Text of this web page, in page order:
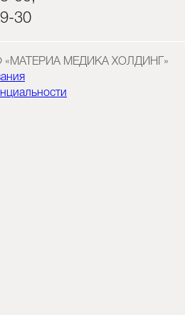
30
«МАТЕРИА МЕДИКА ХОЛДИНГ»